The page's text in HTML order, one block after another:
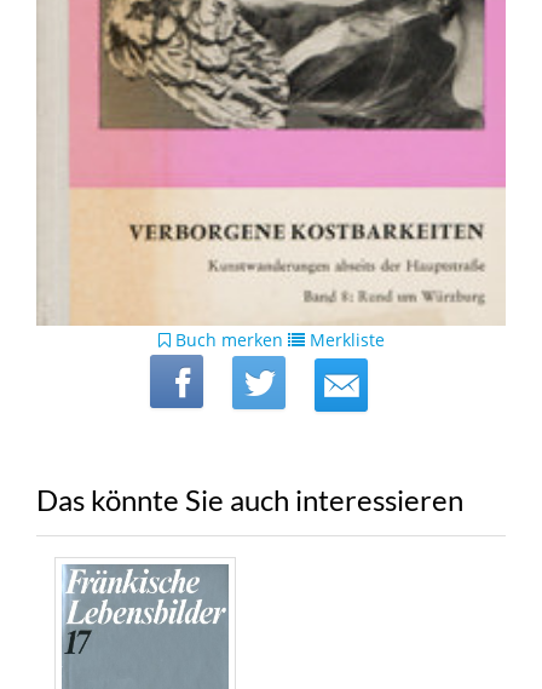
Buch merken Merkliste
Das könnte Sie auch interessieren